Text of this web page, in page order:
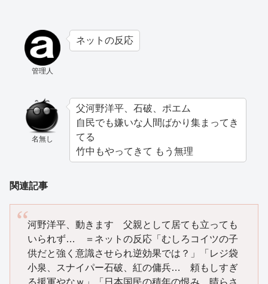
管理人
ネットの反応
名無し
父河野洋平、石破、ポエム
自民でも嫌いな人間ばかり集まってき
てる
竹中もやってきて もう無理
関連記事
河野洋平、動きます 父親として居ても立っても
いられず… ＝ネットの反応「むしろコイツの子
供だと強く意識させられ逆効果では？」「レジ袋
小泉、スナイパー石破、紅の傭兵… 頼もしすぎ